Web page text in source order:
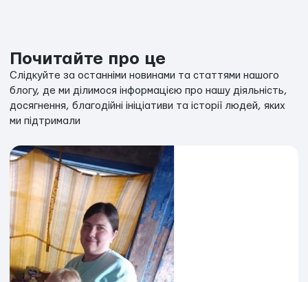
Почитайте про це
Слідкуйте за останніми новинами та статтями нашого
блогу, де ми ділимося інформацією про нашу діяльність,
досягнення, благодійні ініціативи та історії людей, яких
ми підтримали